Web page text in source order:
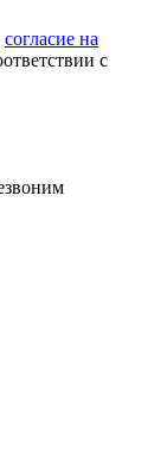
согласие на
с